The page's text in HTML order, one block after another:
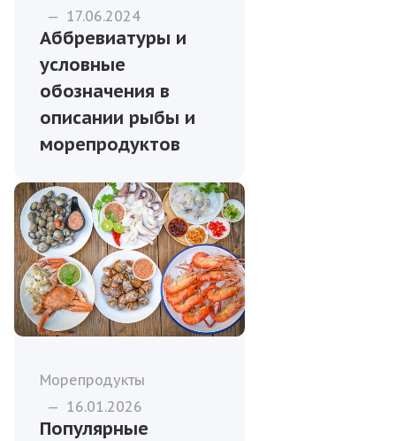
— 17.06.2024
Аббревиатуры и
условные
обозначения в
описании рыбы и
морепродуктов
Морепродукты
— 16.01.2026
Популярные